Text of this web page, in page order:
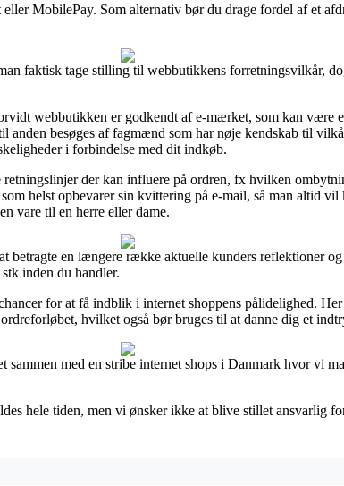
MobilePay. Som alternativ bør du drage fordel af et
faktisk tage stilling til webbutikkens forretningsvilkår,
webbutikken er godkendt af e-mærket, som kan være
anden besøges af fagmænd som har nøje kendskab til
i forbindelse med dit indkøb.
der kan influere på ordren, fx hvilken
helst opbevarer sin kvittering på e-mail, så man altid
vare til en herre eller dame.
en længere række aktuelle kunders reflektioner
inden du handler.
for at få indblik i internet shoppens pålidelighed.
hvilket også bør bruges til at danne dig et
med en stribe internet shops i Danmark hvor vi
hele tiden, men vi ønsker ikke at blive stillet ansvarlig